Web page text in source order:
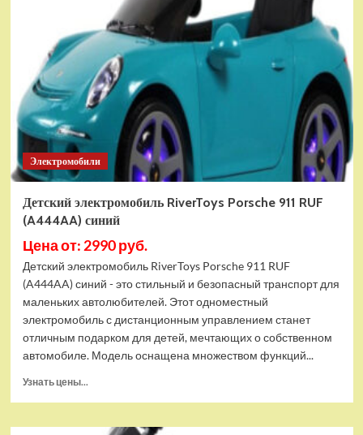
RiverToys
K444PX
бежевый
Электромобили
Детский электромобиль RiverToys Porsche 911 RUF
(A444AA) синий
Цена от: 2990 руб.
Детский электромобиль RiverToys Porsche 911 RUF
(A444AA) синий - это стильный и безопасный транспорт для
маленьких автолюбителей. Этот одноместный
электромобиль с дистанционным управлением станет
отличным подарком для детей, мечтающих о собственном
автомобиле. Модель оснащена множеством функций...
Узнать цены...
Детский